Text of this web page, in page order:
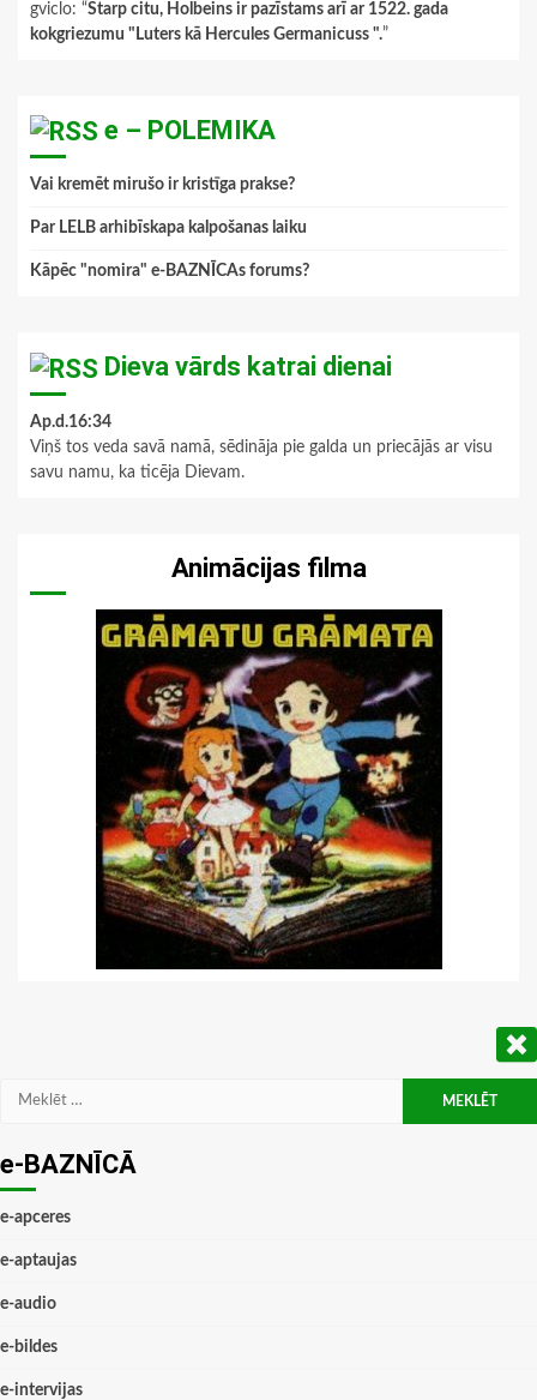
gviclo: “Starp citu, Holbeins ir pazīstams arī ar 1522. gada
kokgriezumu "Luters kā Hercules Germanicuss ".”
e – POLEMIKA
Vai kremēt mirušo ir kristīga prakse?
Par LELB arhibīskapa kalpošanas laiku
Kāpēc "nomira" e-BAZNĪCAs forums?
Dieva vārds katrai dienai
Ap.d.16:34
Viņš tos veda savā namā, sēdināja pie galda un priecājās ar visu
savu namu, ka ticēja Dievam.
Animācijas filma
Meklēt:
e-BAZNĪCĀ
e-apceres
e-aptaujas
e-audio
e-bildes
e-intervijas